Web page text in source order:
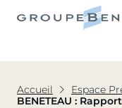
Accueil Espace
BENETEAU :